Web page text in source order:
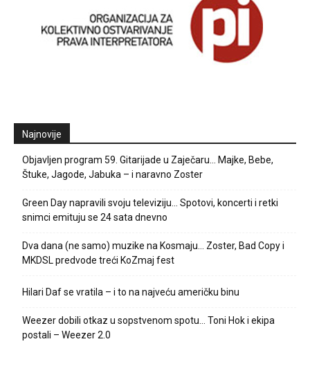
Najnovije
Objavljen program 59. Gitarijade u Zaječaru… Majke, Bebe,
Štuke, Jagode, Jabuka – i naravno Zoster
Green Day napravili svoju televiziju… Spotovi, koncerti i retki
snimci emituju se 24 sata dnevno
Dva dana (ne samo) muzike na Kosmaju… Zoster, Bad Copy i
MKDSL predvode treći KoZmaj fest
Hilari Daf se vratila – i to na najveću američku binu
Weezer dobili otkaz u sopstvenom spotu… Toni Hok i ekipa
postali – Weezer 2.0